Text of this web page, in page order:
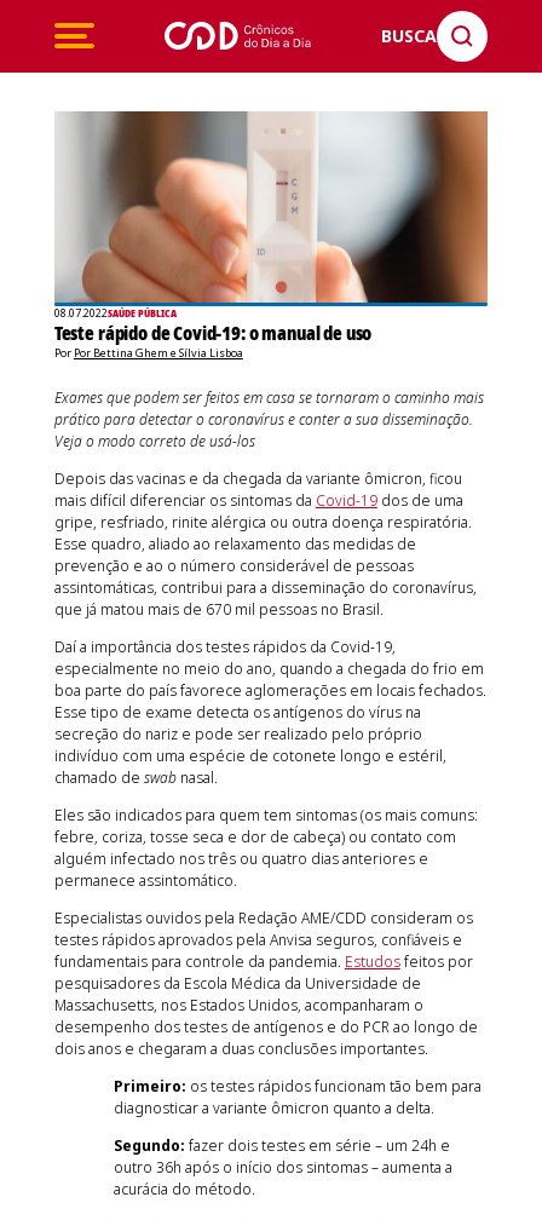
BUSCA
08.07.2022SAÚDE PÚBLICA
Teste rápido de Covid-19: o manual de uso
Por Por Bettina Ghem e Sílvia Lisboa
Exames que podem ser feitos em casa se tornaram o caminho mais
prático para detectar o coronavírus e conter a sua disseminação.
Veja o modo correto de usá-los
Depois das vacinas e da chegada da variante ômicron, ficou
mais difícil diferenciar os sintomas da Covid-19dos de uma
gripe, resfriado, rinite alérgica ou outra doença respiratória.
Esse quadro, aliado ao relaxamento das medidas de
prevenção e ao o número considerável de pessoas
assintomáticas, contribui para a disseminação do coronavírus,
que já matou mais de 670 mil pessoas no Brasil.
Daí a importância dos testes rápidos da Covid-19,
especialmente no meio do ano, quando a chegada do frio em
boa parte do país favorece aglomerações em locais fechados.
Esse tipo de exame detecta os antígenos do vírus na
secreção do nariz e pode ser realizado pelo próprio
indivíduo com uma espécie de cotonete longo e estéril,
chamado de swabnasal.
Eles são indicados para quem tem sintomas (os mais comuns:
febre, coriza, tosse seca e dor de cabeça) ou contato com
alguém infectado nos três ou quatro dias anteriores e
permanece assintomático.
Especialistas ouvidos pela Redação AME/CDD consideram os
testes rápidos aprovados pela Anvisa seguros, confiáveis e
fundamentais para controle da pandemia. Estudosfeitos por
pesquisadores da Escola Médica da Universidade de
Massachusetts, nos Estados Unidos, acompanharam o
desempenho dos testes de antígenos e do PCR ao longo de
dois anos e chegaram a duas conclusões importantes.
Primeiro: os testes rápidos funcionam tão bem para
diagnosticar a variante ômicron quanto a delta.
Segundo: fazer dois testes em série – um 24h e
outro 36h após o início dos sintomas – aumenta a
acurácia do método.